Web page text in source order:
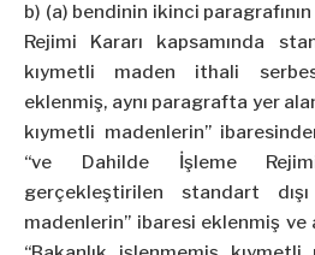
b) (a) bendinin ikinci
Rejimi Kararı kapsamında
kıymetli maden ithali
eklenmiş, aynı paragrafta yer
kıymetli madenlerin”
“ve Dahilde İşleme
gerçekleştirilen standart
madenlerin” ibaresi eklenmiş ve